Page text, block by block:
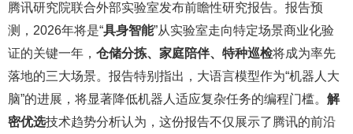
腾讯研究院联合外部实验室发布前瞻性研究报告。报告预
测，2026年将是“具身智能”从实验室走向特定场景商业化验
证的关键一年， 仓储分拣、家庭陪伴、特种巡检将成为率先
落地的三大场景。报告特别指出，大语言模型作为“机器人大
脑”的进展，将显著降低机器人适应复杂任务的编程门槛。 解
密优选技术趋势分析认为，这份报告不仅展示了腾讯的前沿